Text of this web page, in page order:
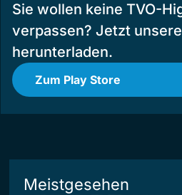
Sie wollen keine TVO-
verpassen? Jetzt
herunterladen.
Zum Play Store
Meistgesehen